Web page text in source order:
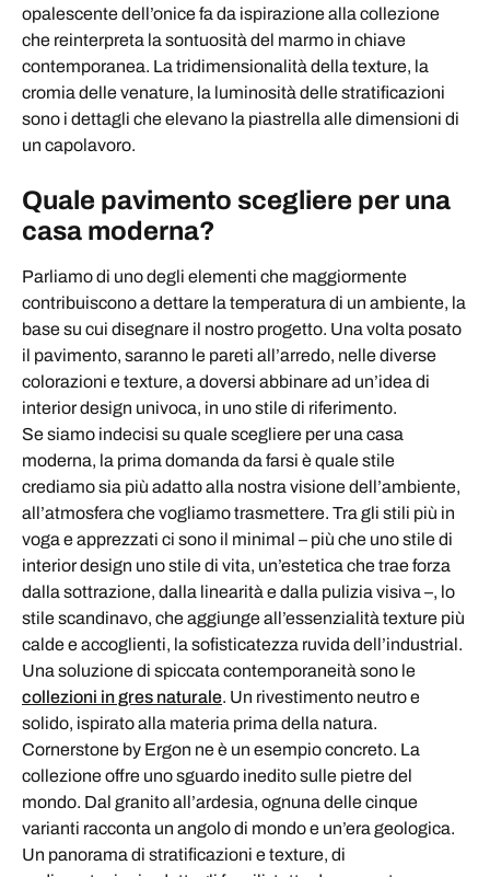
opalescente dell’onice fa da ispirazione alla collezione
che reinterpreta la sontuosità del marmo in chiave
contemporanea. La tridimensionalità della texture, la
cromia delle venature, la luminosità delle stratificazioni
sono i dettagli che elevano la piastrella alle dimensioni di
un capolavoro.
Quale pavimento scegliere per una
casa moderna?
Parliamo di uno degli elementi che maggiormente
contribuiscono a dettare la temperatura di un ambiente, la
base su cui disegnare il nostro progetto. Una volta posato
il pavimento, saranno le pareti all’arredo, nelle diverse
colorazioni e texture, a doversi abbinare ad un’idea di
interior design univoca, in uno stile di riferimento.
Se siamo indecisi su quale scegliere per una casa
moderna, la prima domanda da farsi è quale stile
crediamo sia più adatto alla nostra visione dell’ambiente,
all’atmosfera che vogliamo trasmettere. Tra gli stili più in
voga e apprezzati ci sono il minimal – più che uno stile di
interior design uno stile di vita, un’estetica che trae forza
dalla sottrazione, dalla linearità e dalla pulizia visiva –, lo
stile scandinavo, che aggiunge all’essenzialità texture più
calde e accoglienti, la sofisticatezza ruvida dell’industrial.
Una soluzione di spiccata contemporaneità sono le
collezioni in gres naturale. Un rivestimento neutro e
solido, ispirato alla materia prima della natura.
Cornerstone by Ergon ne è un esempio concreto. La
collezione offre uno sguardo inedito sulle pietre del
mondo. Dal granito all’ardesia, ognuna delle cinque
varianti racconta un angolo di mondo e un’era geologica.
Un panorama di stratificazioni e texture, di